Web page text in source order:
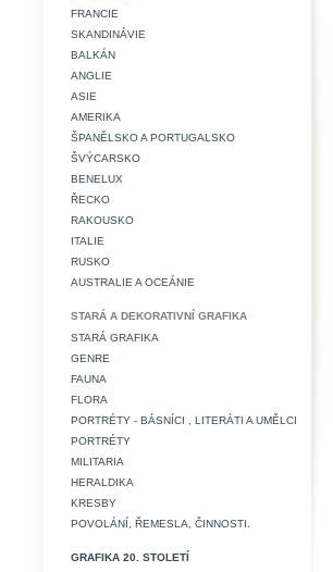
FRANCIE
SKANDINÁVIE
BALKÁN
ANGLIE
ASIE
AMERIKA
ŠPANĚLSKO A PORTUGALSKO
ŠVÝCARSKO
BENELUX
ŘECKO
RAKOUSKO
ITALIE
RUSKO
AUSTRALIE A OCEÁNIE
STARÁ A DEKORATIVNÍ GRAFIKA
STARÁ GRAFIKA
GENRE
FAUNA
FLORA
PORTRÉTY - BÁSNÍCI , LITERÁTI A UMĚLCI
PORTRÉTY
MILITARIA
HERALDIKA
KRESBY
POVOLÁNÍ, ŘEMESLA, ČINNOSTI.
GRAFIKA 20. STOLETÍ